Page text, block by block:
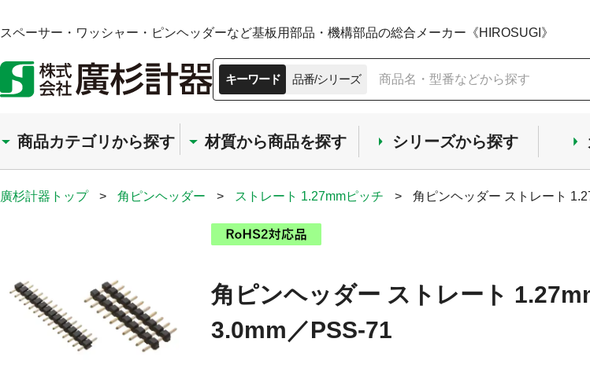
スペーサー・ワッシャー・ピンヘッダーなど基板用部品・機構部品の総合メーカー《HIROSUGI》
キーワード 品番/シリーズ
商品カテゴリから探す 材質から商品を探す シリーズから探す
廣杉計器トップ > 角ピンヘッダー > ストレート 1.27mmピッチ > 角ピンヘッダー ストレート
角ピンヘッダー ストレート
3.0mm／PSS-71